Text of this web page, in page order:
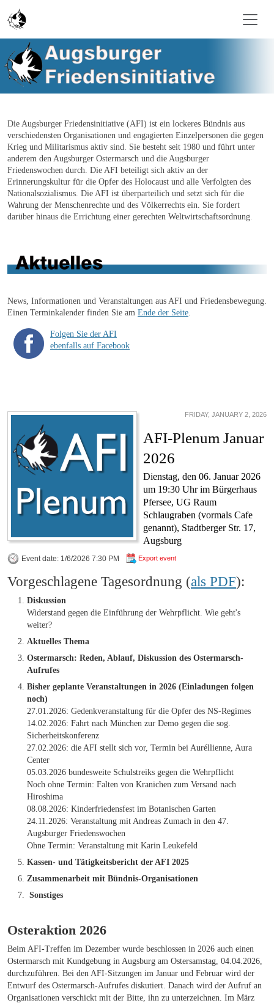
Skip to main content
Die Augsburger Friedensinitiative (AFI) ist ein lockeres Bündnis aus
verschiedensten Organisationen und engagierten Einzelpersonen die gegen
Krieg und Militarismus aktiv sind. Sie besteht seit 1980 und führt unter
anderem den Augsburger Ostermarsch und die Augsburger
Friedenswochen durch. Die AFI beteiligt sich aktiv an der
Erinnerungskultur für die Opfer des Holocaust und alle Verfolgten des
Nationalsozialismus. Die AFI ist überparteilich und setzt sich für die
Wahrung der Menschenrechte und des Völkerrechts ein. Sie fordert
darüber hinaus die Errichtung einer gerechten Weltwirtschaftsordnung.
News, Informationen und Veranstaltungen aus AFI und Friedensbewegung.
Einen Terminkalender finden Sie am Ende der Seite
Folgen Sie der AFI
ebenfalls auf Facebook
FRIDAY, JANUARY 2, 2026
AFI-Plenum Januar
2026
Dienstag, den 06. Januar 2026
um 19:30 Uhr im Bürgerhaus
Pfersee, UG Raum
Schlaugraben (vormals Cafe
genannt), Stadtberger Str. 17,
Augsburg
Event date: 1/6/2026 7:30 PM Export event
Vorgeschlagene Tagesordnung (als PDF):
Diskussion
Widerstand gegen die Einführung der Wehrpflicht. Wie geht's
weiter?
Aktuelles Thema
Ostermarsch: Reden, Ablauf, Diskussion des Ostermarsch-
Aufrufes
Bisher geplante Veranstaltungen in 2026 (Einladungen folgen
noch)
27.01.2026: Gedenkveranstaltung für die Opfer des NS-Regimes
14.02.2026: Fahrt nach München zur Demo gegen die sog.
Sicherheitskonferenz
27.02.2026: die AFI stellt sich vor, Termin bei Auréllienne, Aura
Center
05.03.2026 bundesweite Schulstreiks gegen die Wehrpflicht
Noch ohne Termin: Falten von Kranichen zum Versand nach
Hiroshima
08.08.2026: Kinderfriedensfest im Botanischen Garten
24.11.2026: Veranstaltung mit Andreas Zumach in den 47.
Augsburger Friedenswochen
Ohne Termin: Veranstaltung mit Karin Leukefeld
Kassen- und Tätigkeitsbericht der AFI 2025
Zusammenarbeit mit Bündnis-Organisationen
Sonstiges
Osteraktion 2026
Beim AFI-Treffen im Dezember wurde beschlossen in 2026 auch einen
Ostermarsch mit Kundgebung in Augsburg am Ostersamstag, 04.04.2026,
durchzuführen. Bei den AFI-Sitzungen im Januar und Februar wird der
Entwurf des Ostermarsch-Aufrufes diskutiert. Danach wird der Aufruf an
Organisationen verschickt mit der Bitte, ihn zu unterzeichnen. Im März